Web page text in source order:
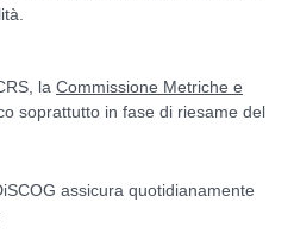
la Commissione Metriche e
soprattutto in fase di riesame del
assicura quotidianamente